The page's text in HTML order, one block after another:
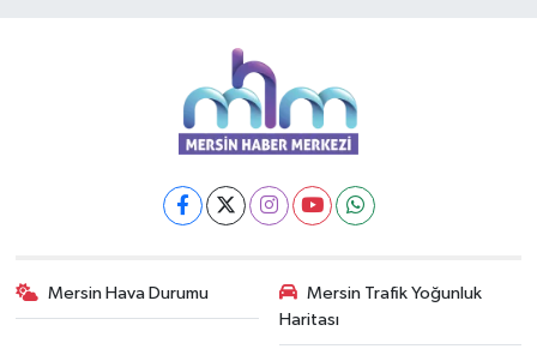
Mersin Hava Durumu
Mersin Trafik Yoğunluk
Haritası